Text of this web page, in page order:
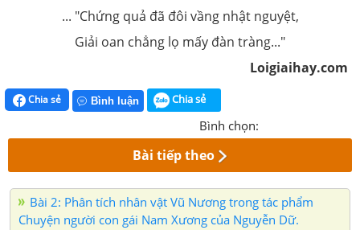
... "Chứng quả đã đôi vầng nhật nguyệt,
Giải oan chẳng lọ mấy đàn tràng..."
Loigiaihay.com
Chia sẻ Bình luận Chia sẻ
Bình chọn:
Bài tiếp theo
Bài 2: Phân tích nhân vật Vũ Nương trong tác phẩm
Chuyện người con gái Nam Xương của Nguyễn Dữ.